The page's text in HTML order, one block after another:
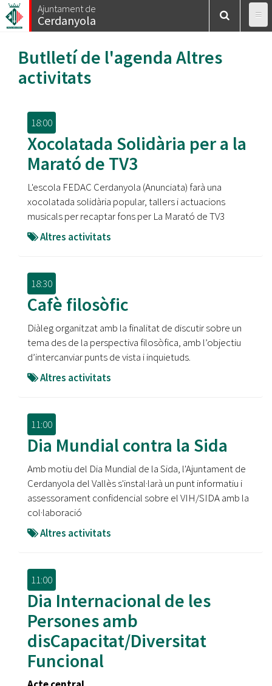
Vés
al
Ajuntament de
Cerdanyola
Butlletí de l'agenda Altres
activitats
18:00
Xocolatada Solidària per a la
Marató de TV3
L'escola FEDAC Cerdanyola (Anunciata) farà una
xocolatada solidària popular, tallers i actuacions
musicals per recaptar fons per La Marató de TV3
Altres activitats
18:30
Cafè filosòfic
Diàleg organitzat amb la finalitat de discutir sobre un
tema des de la perspectiva filosòfica, amb l’objectiu
d’intercanviar punts de vista i inquietuds.
Altres activitats
11:00
Dia Mundial contra la Sida
Amb motiu del Dia Mundial de la Sida, l'Ajuntament de
Cerdanyola del Vallès s'instal·larà un punt informatiu i
assessorament confidencial sobre el VIH/SIDA amb la
col·laboració
Altres activitats
11:00
Dia Internacional de les
Persones amb
disCapacitat/Diversitat
Funcional